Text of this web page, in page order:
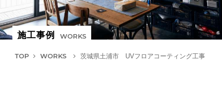
施工事例 WORKS
TOP WORKS 茨城県土浦市 UVフロアコーティング工事